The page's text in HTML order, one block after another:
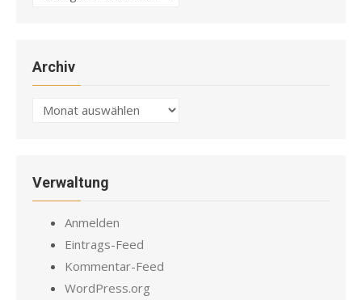
Archiv
Archiv
Verwaltung
Anmelden
Eintrags-Feed
Kommentar-Feed
WordPress.org